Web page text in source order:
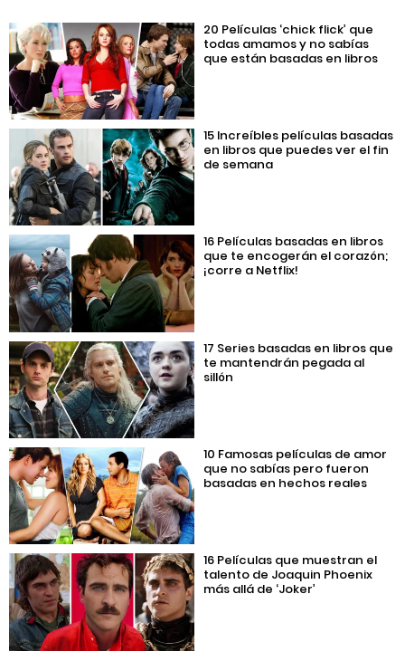
20 Películas ‘chick flick’ que
todas amamos y no sabías
que están basadas en libros
15 Increíbles películas basadas
en libros que puedes ver el fin
de semana
16 Películas basadas en libros
que te encogerán el corazón;
¡corre a Netflix!
17 Series basadas en libros que
te mantendrán pegada al
sillón
10 Famosas películas de amor
que no sabías pero fueron
basadas en hechos reales
16 Películas que muestran el
talento de Joaquin Phoenix
más allá de ‘Joker’